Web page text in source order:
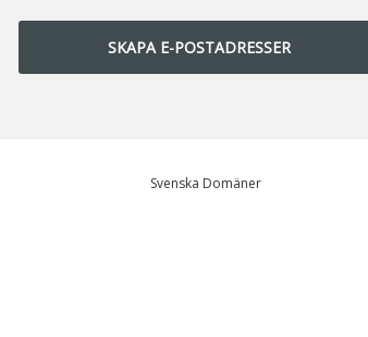
SKAPA E-POSTADRESSER
Svenska Domäner